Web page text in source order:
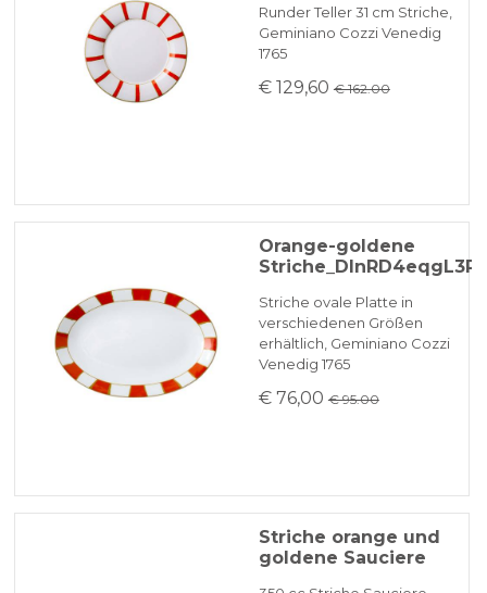
Runder Teller 31 cm Striche,
Geminiano Cozzi Venedig
1765
€ 129,60 € 162.00
Orange-goldene
Striche_DInRD4eqgL3P
Striche ovale Platte in
verschiedenen Größen
erhältlich, Geminiano Cozzi
Venedig 1765
€ 76,00 € 95.00
Striche orange und
goldene Sauciere